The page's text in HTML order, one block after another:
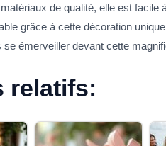
de qualité, elle est
grâce à cette décoration
émerveiller devant cette
relatifs: